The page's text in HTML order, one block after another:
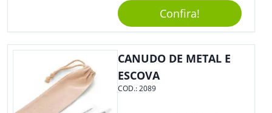
Sua Empresa Em Eventos,
Reuniões Corporativas Ou Até
Mesmo Para Presentear
Colaboradores E Parceiros De
Sua Empresa.
Confira!
CANUDO DE METAL E
ESCOVA
COD.:2089